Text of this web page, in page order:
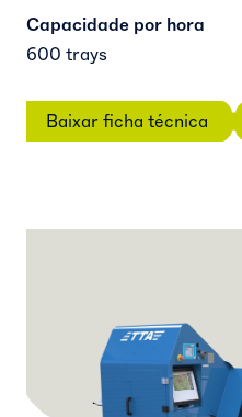
Capacidade por hora
600 trays
Baixar ficha técnica